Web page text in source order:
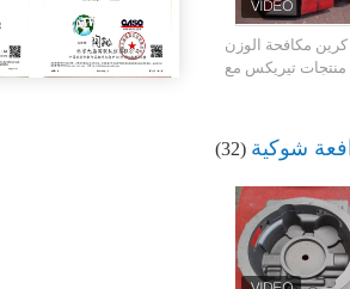
كرين مكافحة الوزن
تيريكس مع
شوكية (32)